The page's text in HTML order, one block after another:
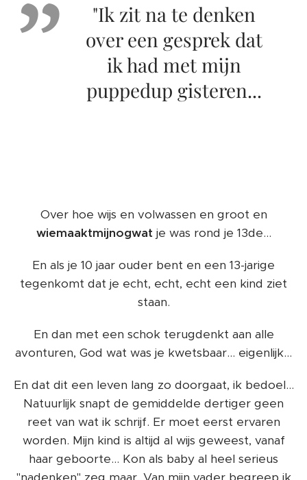
"Ik zit na te denken
over een gesprek dat
ik had met mijn
puppedup gisteren...
Over hoe wijs en volwassen en groot en
wiemaaktmijnogwatje was rond je 13de...
En als je 10 jaar ouder bent en een 13-jarige
tegenkomt dat je echt, echt, echt een kind ziet
staan.
En dan met een schok terugdenkt aan alle
avonturen, God wat was je kwetsbaar... eigenlijk...
En dat dit een leven lang zo doorgaat, ik bedoel...
Natuurlijk snapt de gemiddelde dertiger geen
reet van wat ik schrijf. Er moet eerst ervaren
worden. Mijn kind is altijd al wijs geweest, vanaf
haar geboorte... Kon als baby al heel serieus